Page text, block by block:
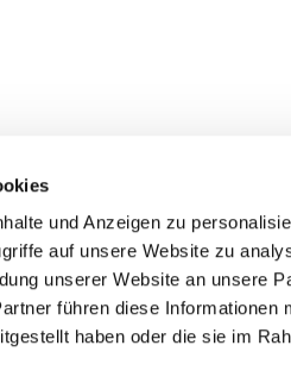
und Anzeigen zu
auf unsere Website zu
unserer Website an unsere
führen diese Informationen
haben oder die sie im
Kontakte